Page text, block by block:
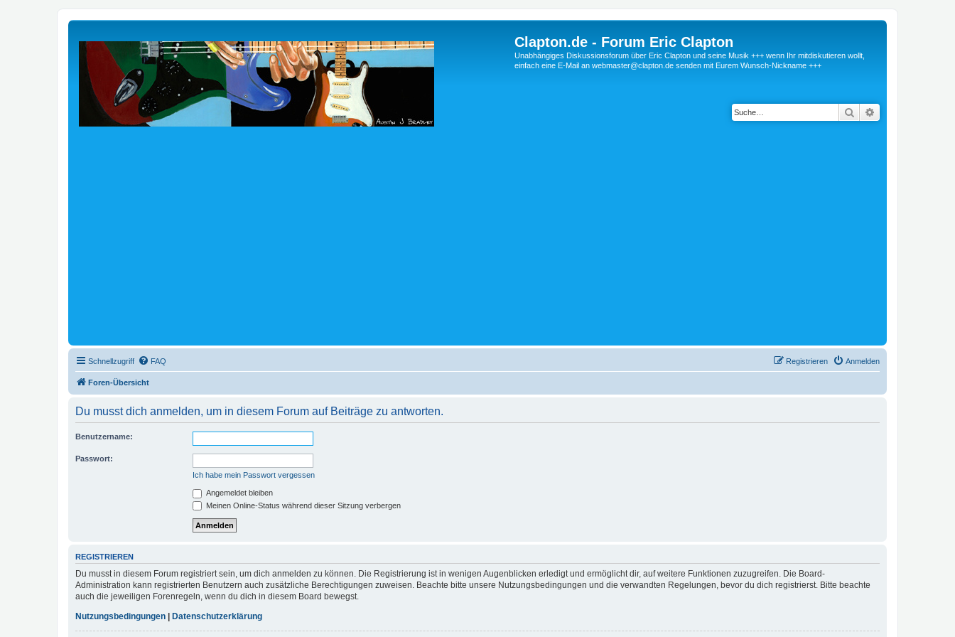
Clapton.de - Forum Eric Clapton
Unabhängiges Diskussionsforum über Eric Clapton und seine Musik +++ wenn Ihr mitdiskutieren wollt,
einfach eine E-Mail an webmaster@clapton.de senden mit Eurem Wunsch-Nickname +++
Suche
Schnellzugriff FAQ Anmelden
Registrieren
Foren-Übersicht
Du musst dich anmelden, um in diesem Forum auf Beiträge zu antworten.
Benutzername:
Passwort:
Ich habe mein Passwort vergessen
Angemeldet bleiben
Meinen Online-Status während dieser Sitzung verbergen
REGISTRIEREN
Du musst in diesem Forum registriert sein, um dich anmelden zu können. Die Registrierung ist in wenigen Augenblicken erledigt und ermöglicht dir, auf weitere Funktionen zuzugreifen. Die Board-
Administration kann registrierten Benutzern auch zusätzliche Berechtigungen zuweisen. Beachte bitte unsere Nutzungsbedingungen und die verwandten Regelungen, bevor du dich registrierst. Bitte beachte
auch die jeweiligen Forenregeln, wenn du dich in diesem Board bewegst.
Nutzungsbedingungen | Datenschutzerklärung